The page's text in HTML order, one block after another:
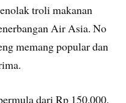
troli makanan
Air Asia. No
memang popular dan
dari Rp 150,000.